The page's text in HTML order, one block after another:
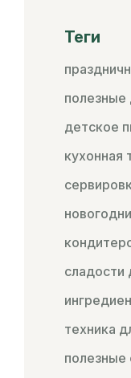
Теги
детское
кухонная
сладости
техника
полезные